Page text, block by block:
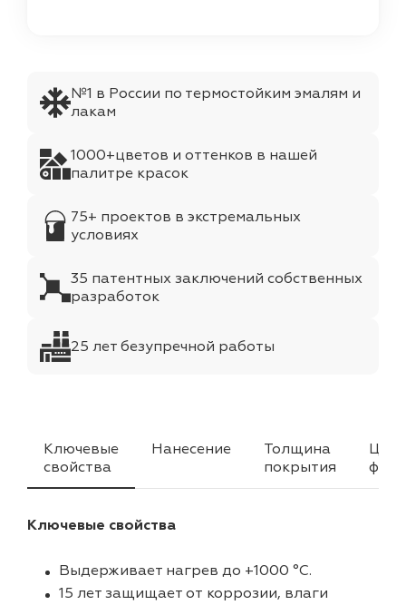
№1 в России по термостойким эмалям и
лакам
1000+цветов и оттенков в нашей
палитре красок
75+ проектов в экстремальных
условиях
35 патентных заключений собственных
разработок
25 лет безупречной работы
Ключевые
свойства
Нанесение
Толщина
покрытия
Ключевые свойства
Выдерживает нагрев до +1000 °C.
15 лет защищает от коррозии, влаги